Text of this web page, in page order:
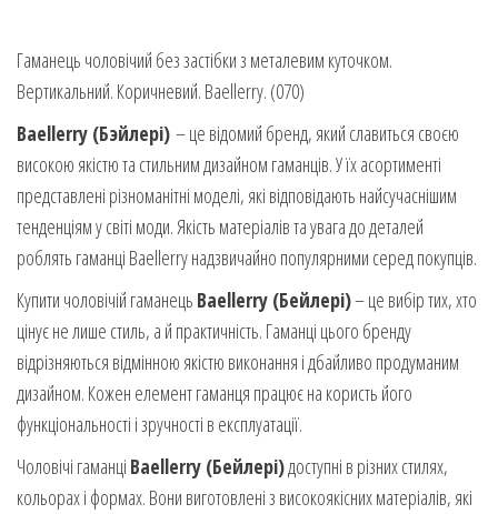
Гаманець чоловічий без застібки з металевим куточком.
Вертикальний. Коричневий. Baellerry. (070)
Baellerry (Бэйлері) – це відомий бренд, який славиться своєю
високою якістю та стильним дизайном гаманців. У їх асортименті
представлені різноманітні моделі, які відповідають найсучаснішим
тенденціям у світі моди. Якість матеріалів та увага до деталей
роблять гаманці Baellerry надзвичайно популярними серед покупців.
Купити чоловічій гаманець Baellerry (Бейлері)– це вибір тих, хто
цінує не лише стиль, а й практичність. Гаманці цього бренду
відрізняються відмінною якістю виконання і дбайливо продуманим
дизайном. Кожен елемент гаманця працює на користь його
функціональності і зручності в експлуатації.
Чоловічі гаманці Baellerry (Бейлері)доступні в різних стилях,
кольорах і формах. Вони виготовлені з високоякісних матеріалів, які